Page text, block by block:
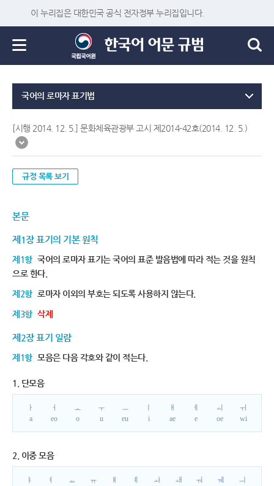
이 누리집은 대한민국 공식 전자정부 누리집입니다.
국어의 로마자 표기법
[시행 2014. 12. 5.] 문화체육관광부 고시 제2014-42호(2014. 12. 5.)
규정 목록 보기
본문
제1장 표기의 기본 원칙
제1항 국어의 로마자 표기는 국어의 표준 발음법에 따라 적는 것을 원칙
으로 한다.
제2항 로마자 이외의 부호는 되도록 사용하지 않는다.
제3항 삭제
제2장 표기 일람
제1항 모음은 다음 각호와 같이 적는다.
1. 단모음
ㅏ
a
ㅓ
eo
ㅗ
o
ㅜ
u
ㅡ
eu
i
ㅐ
ae
ㅔ
e
ㅚ
oe
ㅟ
wi
2. 이중 모음
ㅑ
ㅕ
ㅛ
ㅠ
ㅒ
ㅖ
ㅘ
ㅙ
ㅝ
ㅞ
ㅢ